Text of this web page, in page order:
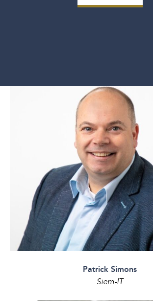
Patrick Simons
Siem-IT